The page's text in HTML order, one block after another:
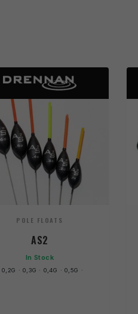
POLE FLOATS
AS2
In Stock
0,2G · 0,3G · 0,4G · 0,5G ·